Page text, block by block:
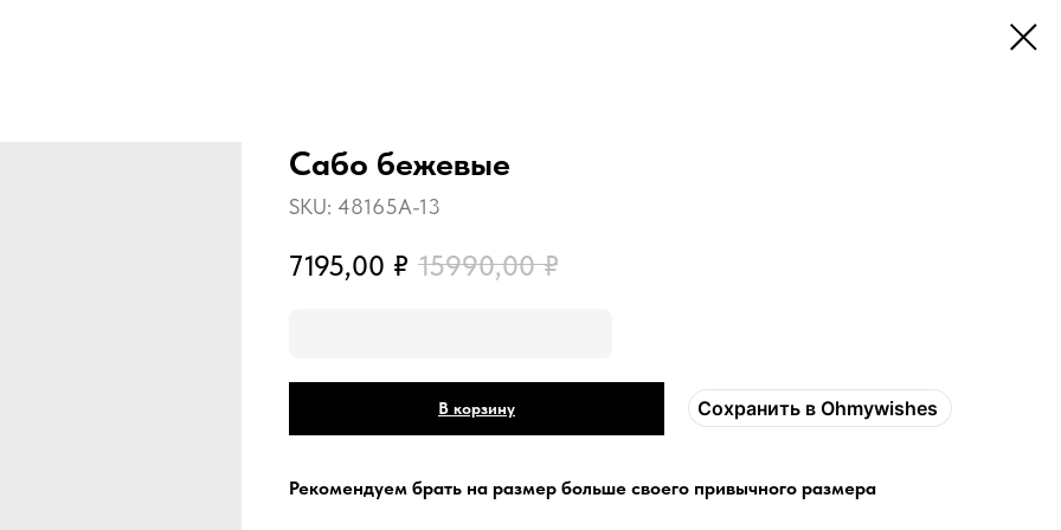
Сабо бежевые
SKU: 48165A-13
7195,00 ₽ 15990,00 ₽
В корзину Сохранить в Ohmywishes
Рекомендуем брать на размер больше своего привычного размера